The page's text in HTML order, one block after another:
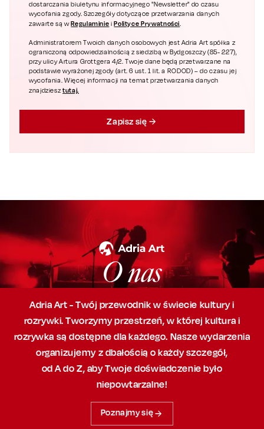
dostarczania biuletynu informacyjnego "Newsletter" do czasu
wycofania zgody. Szczegóły dotyczące przetwarzania danych
zawarte są wRegulaminie i Polityce Prywatności.
Administratorem Twoich danych osobowych jest Adria Art spółka z
ograniczoną odpowiedzialnością z siedzibą w Bydgoszczy (85- 227),
przy ulicy Artura Grottgera 4/2. Twoje dane będą przetwarzane na
podstawie wyrażonej zgody (art. 6 ust. 1 lit. a RODOD) – do czasu jej
wycofania. Więcej informacji na temat przetwarzania danych
znajdziesztutaj.
Zapisz się
O nas
Adria Art - Twój przewodnik w świecie kultury i
rozrywki. Tworzymy przestrzeń,w której kultura i
rozrywka są dostępne dla każdego. Nasze wydarzenia
organizujemy z dbałością o każdy szczegół,
od A do Z, abyTwoje doświadczenie było
niepowtarzalne!
Poznajmy się